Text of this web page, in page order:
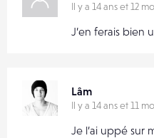
Il y a 14 ans et 12
J’en ferais bien
Lâm
Il y a 14 ans et 11
Je l’ai uppé sur